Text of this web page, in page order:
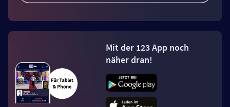
Mit der 123 App noch
näher dran!